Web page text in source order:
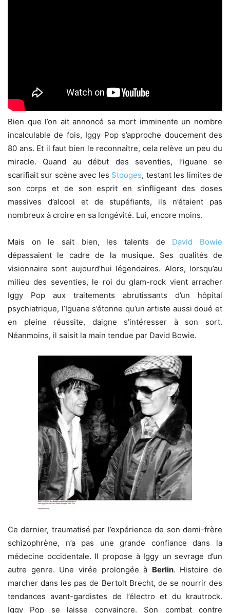
Bien que l’on ait annoncé sa mort imminente un nombre
incalculable de fois, Iggy Pop s’approche doucement des
80 ans. Et il faut bien le reconnaître, cela relève un peu du
miracle. Quand au début des seventies, l’iguane se
scarifiait sur scène avec les Stooges, testant les limites de
son corps et de son esprit en s’infligeant des doses
massives d’alcool et de stupéfiants, ils n’étaient pas
nombreux à croire en sa longévité. Lui, encore moins.
Mais on le sait bien, les talents de David Bowie
dépassaient le cadre de la musique. Ses qualités de
visionnaire sont aujourd’hui légendaires. Alors, lorsqu’au
milieu des seventies, le roi du glam-rock vient arracher
Iggy Pop aux traitements abrutissants d’un hôpital
psychiatrique, l’Iguane s’étonne qu’un artiste aussi doué et
en pleine réussite, daigne s’intéresser à son sort.
Néanmoins, il saisit la main tendue par David Bowie.
Ce dernier, traumatisé par l’expérience de son demi-frère
schizophrène, n’a pas une grande confiance dans la
médecine occidentale. Il propose à Iggy un sevrage d’un
autre genre. Une virée prolongée à Berlin. Histoire de
marcher dans les pas de Bertolt Brecht, de se nourrir des
tendances avant-gardistes de l’électro et du krautrock.
Iggy Pop se laisse convaincre. Son combat contre